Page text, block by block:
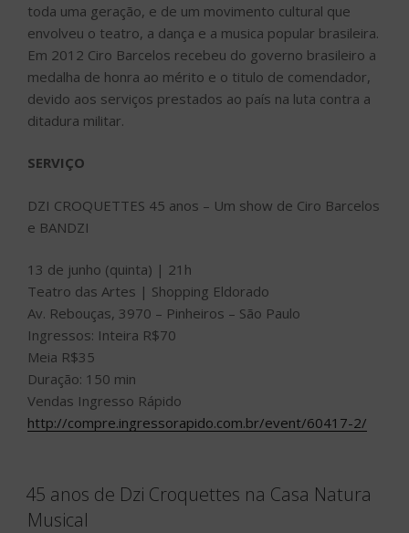
toda uma geração, e de um movimento cultural que
envolveu o teatro, a dança e a musica popular brasileira.
Em 2012 Ciro Barcelos recebeu do governo brasileiro a
medalha de honra ao mérito e o titulo de comendador,
devido aos serviços prestados ao país na luta contra a
ditadura militar.
SERVIÇO
DZI CROQUETTES 45 anos – Um show de Ciro Barcelos
e BANDZI
13 de junho (quinta) | 21h
Teatro das Artes | Shopping Eldorado
Av. Rebouças, 3970 – Pinheiros – São Paulo
Ingressos: Inteira R$70
Meia R$35
Duração: 150 min
Vendas Ingresso Rápido
http://compre.ingressorapido.com.br/event/60417-2/
45 anos de Dzi Croquettes na Casa Natura
Musical